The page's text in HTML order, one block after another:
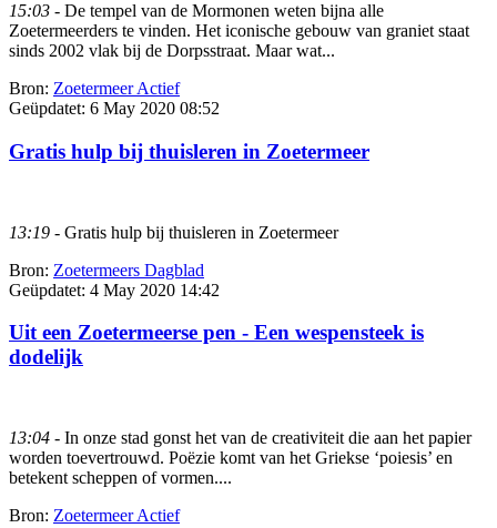
15:03 - De tempel van de Mormonen weten bijna alle
Zoetermeerders te vinden. Het iconische gebouw van graniet staat
sinds 2002 vlak bij de Dorpsstraat. Maar wat...
Bron: Zoetermeer Actief
Geüpdatet: 6 May 2020 08:52
Gratis hulp bij thuisleren in Zoetermeer
13:19 - Gratis hulp bij thuisleren in Zoetermeer
Bron: Zoetermeers Dagblad
Geüpdatet: 4 May 2020 14:42
Uit een Zoetermeerse pen - Een wespensteek is
dodelijk
13:04 - In onze stad gonst het van de creativiteit die aan het papier
worden toevertrouwd. Poëzie komt van het Griekse ‘poiesis’ en
betekent scheppen of vormen....
Bron: Zoetermeer Actief